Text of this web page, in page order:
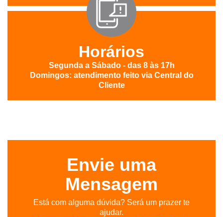
Horários
Segunda a Sábado - das 8 às 17h
Domingos: atendimento feito via Central do
Cliente
Envie uma
Mensagem
Está com alguma dúvida? Será um prazer te
ajudar.